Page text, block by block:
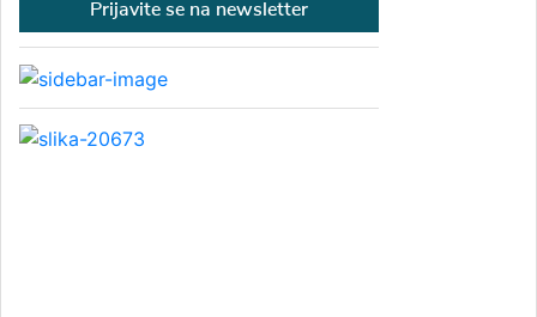
Prijavite se na newsletter